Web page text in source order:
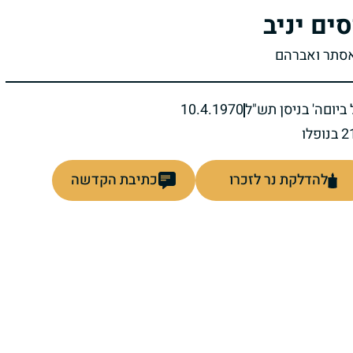
יניב
ואברהם
ה' בניסן תש"ל10.4.1970
להדלקת נר לזכרו כתיבת הקדשה